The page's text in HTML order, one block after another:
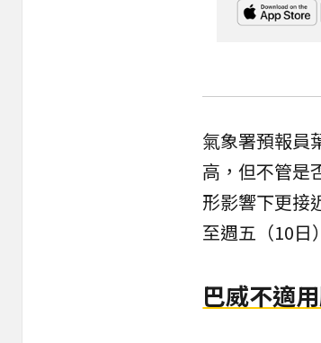
氣象署預報員
高，但不管是
形影響下更接
至週五（10日
巴威不適